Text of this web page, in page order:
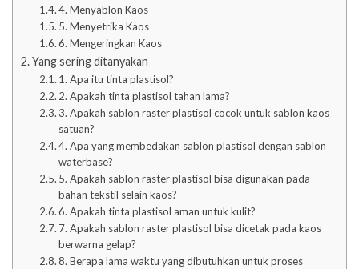
4. Menyablon Kaos
5. Menyetrika Kaos
6. Mengeringkan Kaos
Yang sering ditanyakan
1. Apa itu tinta plastisol?
2. Apakah tinta plastisol tahan lama?
3. Apakah sablon raster plastisol cocok untuk sablon kaos
satuan?
4. Apa yang membedakan sablon plastisol dengan sablon
waterbase?
5. Apakah sablon raster plastisol bisa digunakan pada
bahan tekstil selain kaos?
6. Apakah tinta plastisol aman untuk kulit?
7. Apakah sablon raster plastisol bisa dicetak pada kaos
berwarna gelap?
8. Berapa lama waktu yang dibutuhkan untuk proses